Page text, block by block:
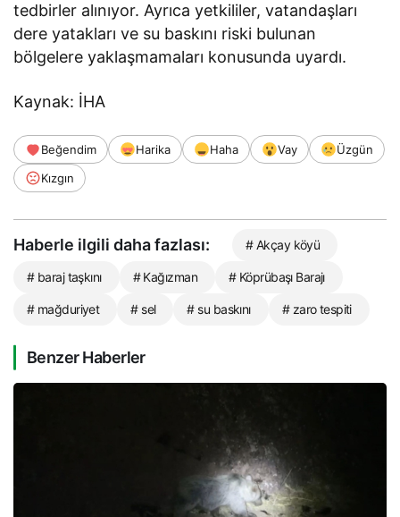
tedbirler alınıyor. Ayrıca yetkililer, vatandaşları
dere yatakları ve su baskını riski bulunan
bölgelere yaklaşmamaları konusunda uyardı.
Kaynak: İHA
Beğendim Harika Haha Vay
Üzgün
Kızgın
Haberle ilgili daha fazlası: # Akçay köyü
# baraj taşkını # Kağızman # Köprübaşı Barajı
# mağduriyet # sel # su baskını # zaro tespiti
Benzer Haberler